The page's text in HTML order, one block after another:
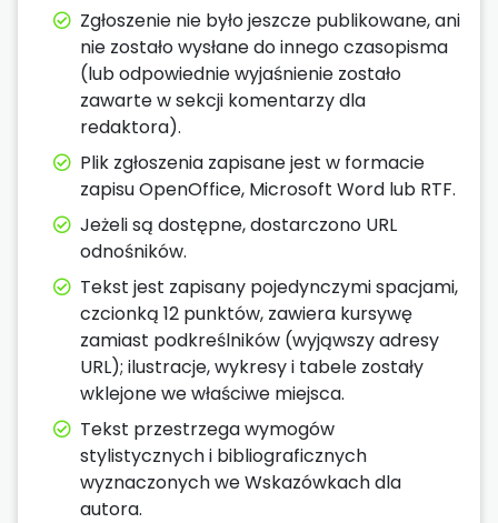
Zgłoszenie nie było jeszcze publikowane, ani
nie zostało wysłane do innego czasopisma
(lub odpowiednie wyjaśnienie zostało
zawarte w sekcji komentarzy dla
redaktora).
Plik zgłoszenia zapisane jest w formacie
zapisu OpenOffice, Microsoft Word lub RTF.
Jeżeli są dostępne, dostarczono URL
odnośników.
Tekst jest zapisany pojedynczymi spacjami,
czcionką 12 punktów, zawiera kursywę
zamiast podkreślników (wyjąwszy adresy
URL); ilustracje, wykresy i tabele zostały
wklejone we właściwe miejsca.
Tekst przestrzega wymogów
stylistycznych i bibliograficznych
wyznaczonych we Wskazówkach dla
autora.